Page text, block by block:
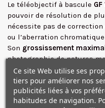
Le téléobjectif à bascule
pouvoir de résolution de
nécessite pas de
ou l’aberration
Son grossissement
photographie de natures
Jusqu'à+/-15 mm de
disponibles, ce qui vous
perspective et votre
La rotation se verrouille à -
Ce site Web utilise ses
tiers pour améliorer nos
publicités liées à vos
habitudes de navigation.